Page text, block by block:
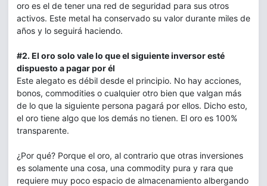
oro es el de tener una red de seguridad para sus otros
activos. Este metal ha conservado su valor durante miles de
años y lo seguirá haciendo.
#2. El oro solo vale lo que el siguiente inversor esté
dispuesto a pagar por él
Este alegato es débil desde el principio. No hay acciones,
bonos, commodities o cualquier otro bien que valgan más
de lo que la siguiente persona pagará por ellos. Dicho esto,
el oro tiene algo que los demás no tienen. El oro es 100%
transparente.
¿Por qué? Porque el oro, al contrario que otras inversiones
es solamente una cosa, una commodity pura y rara que
requiere muy poco espacio de almacenamiento albergando